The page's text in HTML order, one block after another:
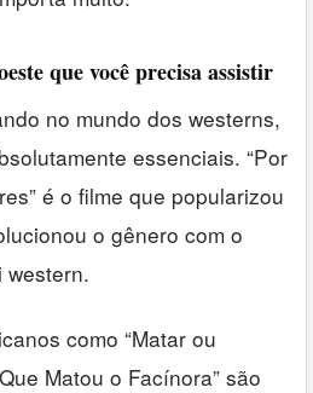
que você precisa assistir
no mundo dos westerns,
essenciais. “Por
é o filme que popularizou
o gênero com o
como “Matar ou
Matou o Facínora” são